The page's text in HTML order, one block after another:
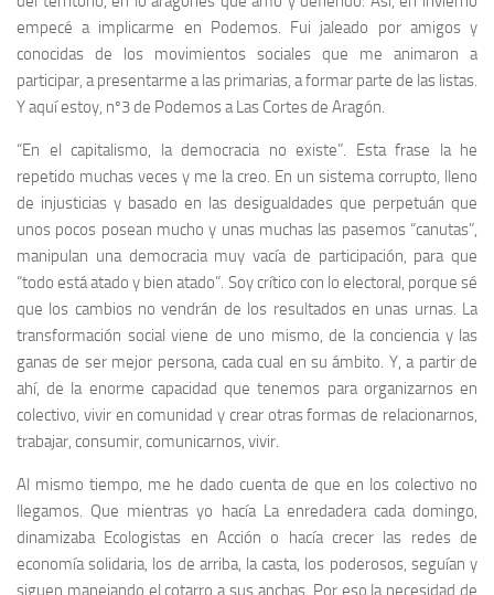
empecé a implicarme en Podemos. Fui jaleado por amigos y
conocidas de los movimientos sociales que me animaron a
participar, a presentarme a las primarias, a formar parte de las listas.
Y aquí estoy, nº3 de Podemos a Las Cortes de Aragón.
“En el capitalismo, la democracia no existe”. Esta frase la he
repetido muchas veces y me la creo. En un sistema corrupto, lleno
de injusticias y basado en las desigualdades que perpetuán que
unos pocos posean mucho y unas muchas las pasemos “canutas”,
manipulan una democracia muy vacía de participación, para que
“todo está atado y bien atado”. Soy crítico con lo electoral, porque sé
que los cambios no vendrán de los resultados en unas urnas. La
transformación social viene de uno mismo, de la conciencia y las
ganas de ser mejor persona, cada cual en su ámbito. Y, a partir de
ahí, de la enorme capacidad que tenemos para organizarnos en
colectivo, vivir en comunidad y crear otras formas de relacionarnos,
trabajar, consumir, comunicarnos, vivir.
Al mismo tiempo, me he dado cuenta de que en los colectivo no
llegamos. Que mientras yo hacía La enredadera cada domingo,
dinamizaba Ecologistas en Acción o hacía crecer las redes de
economía solidaria, los de arriba, la casta, los poderosos, seguían y
siguen manejando el cotarro a sus anchas. Por eso la necesidad de